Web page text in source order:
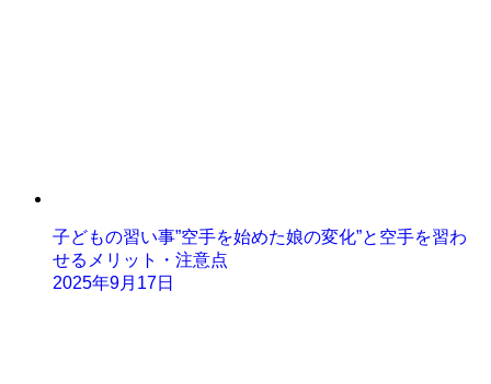
子どもの習い事”空手を始めた娘の変化”と空手を習わ
せるメリット・注意点
2025年9月17日